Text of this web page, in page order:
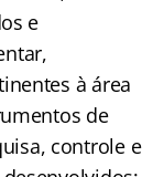
e
à área
de
controle e